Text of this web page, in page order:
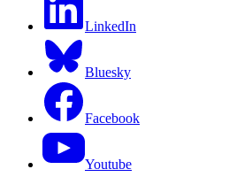
LinkedIn
Bluesky
Facebook
Youtube